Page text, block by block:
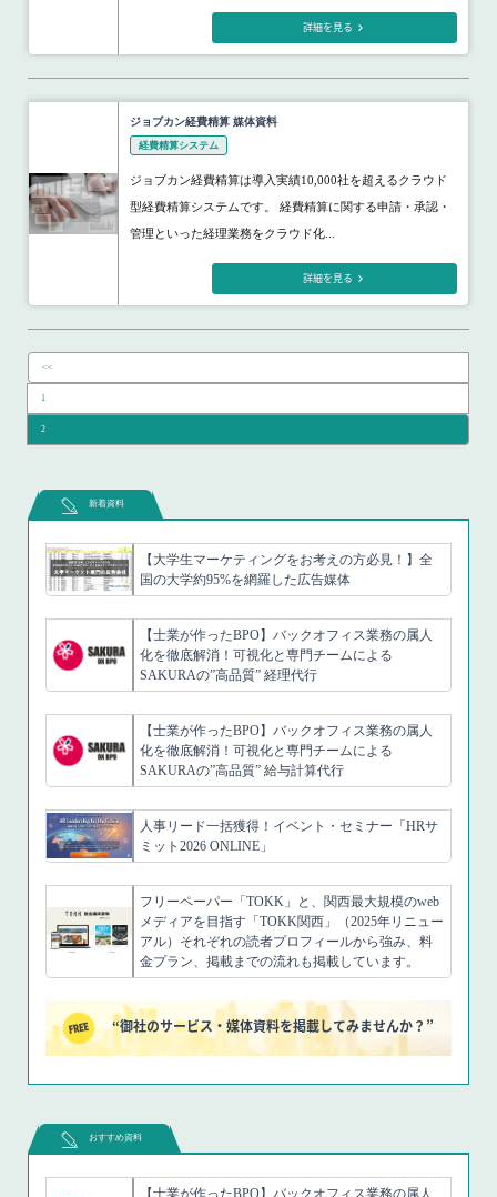
詳細を見る
ジョブカン経費精算 媒体資料
経費精算システム
ジョブカン経費精算は導入実績10,000社を超えるクラウド
型経費精算システムです。 経費精算に関する申請・承認・
管理といった経理業務をクラウド化...
詳細を見る
<<
1
2
新着資料
【大学生マーケティングをお考えの方必見！】全
国の大学約95%を網羅した広告媒体
【士業が作ったBPO】バックオフィス業務の属人
化を徹底解消！可視化と専門チームによる
SAKURAの”高品質” 経理代行
【士業が作ったBPO】バックオフィス業務の属人
化を徹底解消！可視化と専門チームによる
SAKURAの”高品質” 給与計算代行
人事リード一括獲得！イベント・セミナー「HRサ
ミット2026 ONLINE」
フリーペーパー「TOKK」と、関西最大規模のweb
メディアを目指す「TOKK関西」（2025年リニュー
アル）それぞれの読者プロフィールから強み、料
金プラン、掲載までの流れも掲載しています。
“御社のサービス・媒体資料を掲載してみませんか？”
おすすめ資料
【士業が作ったBPO】バックオフィス業務の属人